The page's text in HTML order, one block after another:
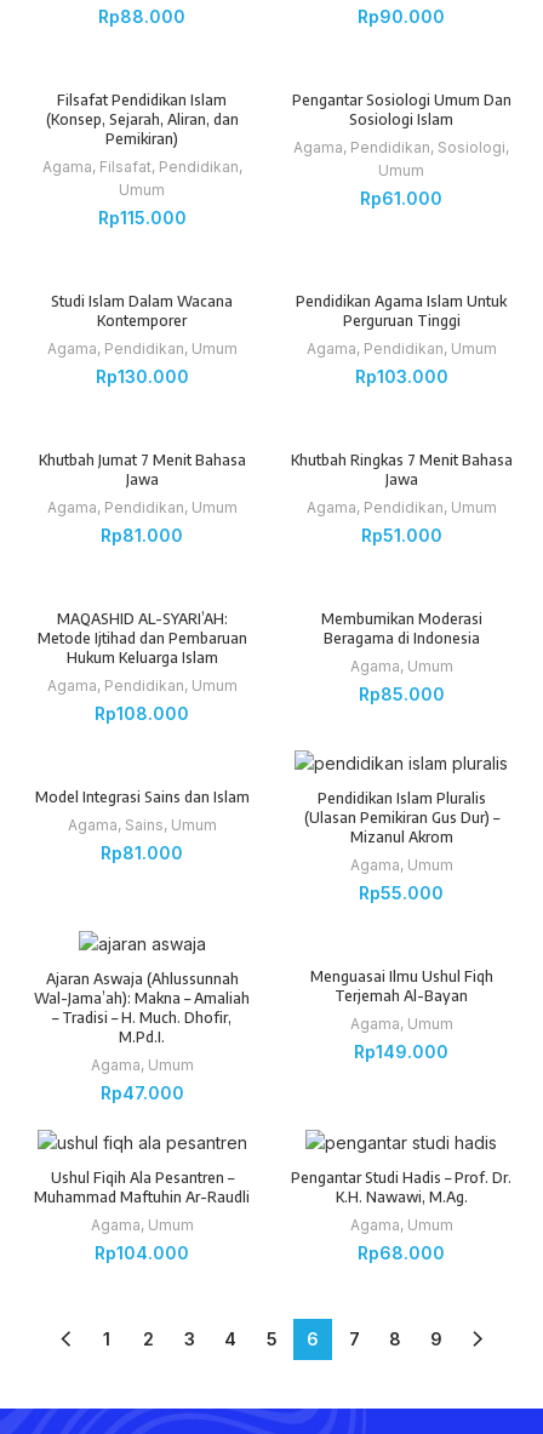
Rp88.000 Rp90.000
Filsafat Pendidikan Islam
(Konsep, Sejarah, Aliran, dan
Pemikiran)
Agama, Filsafat, Pendidikan,
Umum
Rp115.000
Pengantar Sosiologi Umum Dan
Sosiologi Islam
Agama, Pendidikan, Sosiologi,
Umum
Rp61.000
Studi Islam Dalam Wacana
Kontemporer
Agama, Pendidikan, Umum
Rp130.000
Pendidikan Agama Islam Untuk
Perguruan Tinggi
Agama, Pendidikan, Umum
Rp103.000
Khutbah Jumat 7 Menit Bahasa
Jawa
Agama, Pendidikan, Umum
Rp81.000
Khutbah Ringkas 7 Menit Bahasa
Jawa
Agama, Pendidikan, Umum
Rp51.000
MAQASHID AL-SYARI’AH:
Metode Ijtihad dan Pembaruan
Hukum Keluarga Islam
Agama, Pendidikan, Umum
Rp108.000
Membumikan Moderasi
Beragama di Indonesia
Agama, Umum
Rp85.000
Model Integrasi Sains dan Islam
Agama, Sains, Umum
Rp81.000
Pendidikan Islam Pluralis
(Ulasan Pemikiran Gus Dur) –
Mizanul Akrom
Agama, Umum
Rp55.000
Ajaran Aswaja (Ahlussunnah
Wal-Jama’ah): Makna – Amaliah
– Tradisi – H. Much. Dhofir,
M.Pd.I.
Agama, Umum
Rp47.000
Menguasai Ilmu Ushul Fiqh
Terjemah Al-Bayan
Agama, Umum
Rp149.000
Ushul Fiqih Ala Pesantren –
Muhammad Maftuhin Ar-Raudli
Agama, Umum
Rp104.000
Pengantar Studi Hadis – Prof. Dr.
K.H. Nawawi, M.Ag.
Agama, Umum
Rp68.000
1 2 3 4 5 6 7 8 9